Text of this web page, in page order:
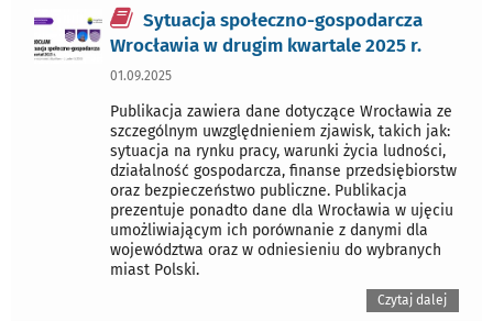
Sytuacja społeczno-gospodarcza
Wrocławia w drugim kwartale 2025 r.
01.09.2025
Publikacja zawiera dane dotyczące Wrocławia ze
szczególnym uwzględnieniem zjawisk, takich jak:
sytuacja na rynku pracy, warunki życia ludności,
działalność gospodarcza, finanse przedsiębiorstw
oraz bezpieczeństwo publiczne. Publikacja
prezentuje ponadto dane dla Wrocławia w ujęciu
umożliwiającym ich porównanie z danymi dla
województwa oraz w odniesieniu do wybranych
miast Polski.
Czytaj dalej